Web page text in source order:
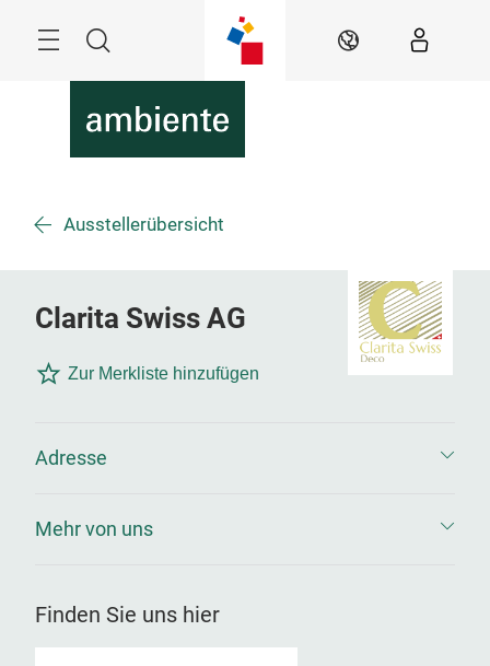
Suche DE
Ausstellerübersicht
Clarita Swiss AG
Zur Merkliste hinzufügen
Adresse
Mehr von uns
Finden Sie uns hier